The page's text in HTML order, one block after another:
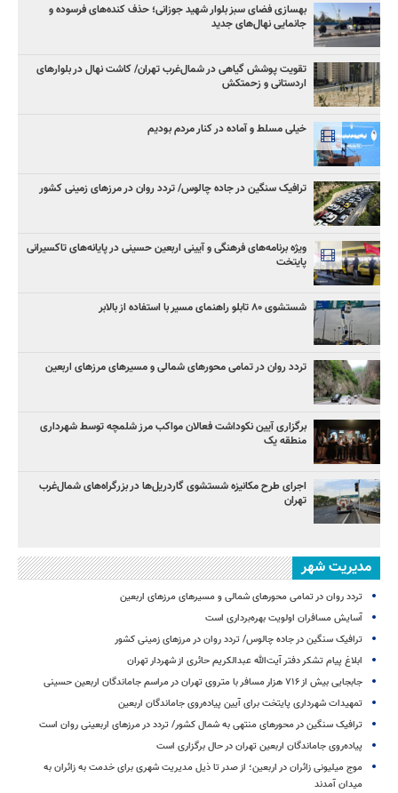
بهسازی فضای سبز بلوار شهید جوزانی؛ حذف کنده‌های فرسوده و
جانمایی نهال‌های جدید
تقویت پوشش گیاهی در شمال‌غرب تهران/ کاشت نهال در بلوارهای
اردستانی و زحمتکش
خیلی مسلط و آماده در کنار مردم بودیم
ترافیک سنگین در جاده چالوس/ تردد روان در مرزهای زمینی کشور
ویژه برنامه‌های فرهنگی و آیینی اربعین حسینی در پایانه‌های تاکسیرانی
پایتخت
شستشوی ۸۰ تابلو راهنمای مسیر با استفاده از بالابر
تردد روان در تمامی محورهای شمالی و مسیرهای مرزهای اربعین
برگزاری آیین نکوداشت فعالان مواکب مرز شلمچه توسط شهرداری
منطقه یک
اجرای طرح مکانیزه شستشوی گاردریل‌ها در بزرگراه‌های شمال‌غرب
تهران
مدیریت شهر
تردد روان در تمامی محورهای شمالی و مسیرهای مرزهای اربعین
آسایش مسافران اولویت بهره‌برداری است
ترافیک سنگین در جاده چالوس/ تردد روان در مرزهای زمینی کشور
ابلاغ پیام تشکر دفتر آیت‌الله عبدالکریم حائری از شهردار تهران
جابجایی بیش از ۷۱۶ هزار مسافر با متروی تهران در مراسم جاماندگان اربعین حسینی
تمهیدات شهرداری پایتخت برای آیین پیاده‌روی جاماندگان اربعین
ترافیک سنگین در محورهای منتهی به شمال کشور/ تردد در مرزهای اربعینی روان است
پیاده‌روی جاماندگان اربعین تهران در حال برگزاری است
موج میلیونی زائران در اربعین؛ از صدر تا ذیل مدیریت شهری برای خدمت به زائران به
میدان آمدند